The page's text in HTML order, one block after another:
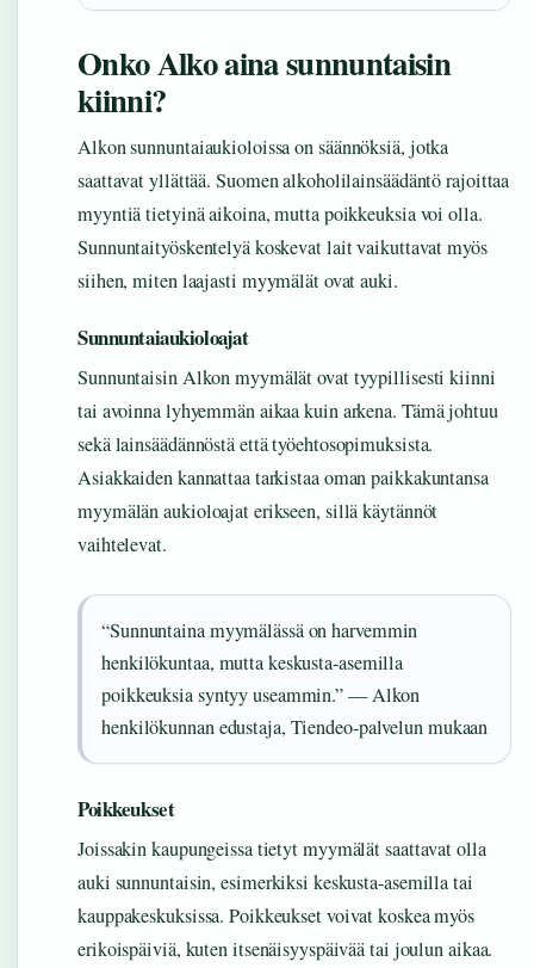
Onko Alko aina sunnuntaisin
kiinni?
Alkon sunnuntaiaukioloissa on säännöksiä, jotka
saattavat yllättää. Suomen alkoholilainsäädäntö rajoittaa
myyntiä tietyinä aikoina, mutta poikkeuksia voi olla.
Sunnuntaityöskentelyä koskevat lait vaikuttavat myös
siihen, miten laajasti myymälät ovat auki.
Sunnuntaiaukioloajat
Sunnuntaisin Alkon myymälät ovat tyypillisesti kiinni
tai avoinna lyhyemmän aikaa kuin arkena. Tämä johtuu
sekä lainsäädännöstä että työehtosopimuksista.
Asiakkaiden kannattaa tarkistaa oman paikkakuntansa
myymälän aukioloajat erikseen, sillä käytännöt
vaihtelevat.
“Sunnuntaina myymälässä on harvemmin
henkilökuntaa, mutta keskusta-asemilla
poikkeuksia syntyy useammin.” — Alkon
henkilökunnan edustaja, Tiendeo-palvelun mukaan
Poikkeukset
Joissakin kaupungeissa tietyt myymälät saattavat olla
auki sunnuntaisin, esimerkiksi keskusta-asemilla tai
kauppakeskuksissa. Poikkeukset voivat koskea myös
erikoispäiviä, kuten itsenäisyyspäivää tai joulun aikaa.